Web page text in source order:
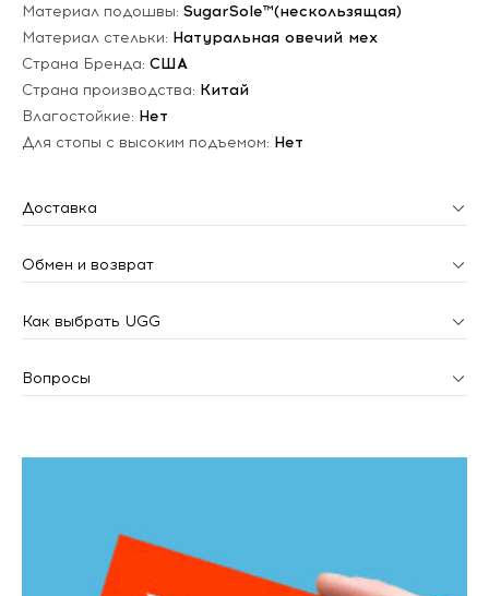
Материал подошвы: SugarSole™(нескользящая)
Материал стельки: Натуральная овечий мех
Страна Бренда: США
Страна производства: Китай
Влагостойкие: Нет
Для стопы с высоким подъемом: Нет
Доставка
Обмен и возврат
Как выбрать UGG
Вопросы